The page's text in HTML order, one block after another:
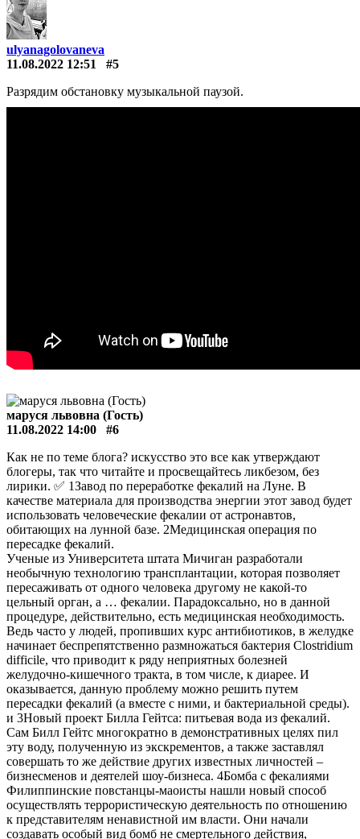
ulyanagolovaneva
11.08.2022 12:51
#5
Разрядим обстановку музыкальной паузой.
маруся львовна (Гость)
11.08.2022 14:00
#6
Как не по теме блога? искусство это все как утверждают
блогеры, так что читайте и просвещайтесь ликбезом, без
лирики. ✅ 1Завод по переработке фекалий на Луне. В
качестве материала для производства энергии этот завод будет
использовать человеческие фекалии от астронавтов,
обитающих на лунной базе. 2Медицинская операция по
пересадке фекалий.
Ученые из Университета штата Мичиган разработали
необычную технологию трансплантации, которая позволяет
пересаживать от одного человека другому не какой-то
цельный орган, а … фекалии. Парадоксально, но в данной
процедуре, действительно, есть медицинская необходимость.
Ведь часто у людей, пропивших курс антибиотиков, в желудке
начинает беспрепятственно размножаться бактерия Clostridium
difficile, что приводит к ряду неприятных болезней
желудочно-кишечного тракта, в том числе, к диарее. И
оказывается, данную проблему можно решить путем
пересадки фекалий (а вместе с ними, и бактериальной среды).
и 3Новый проект Билла Гейтса: питьевая вода из фекалий.
Сам Билл Гейтс многократно в демонстративных целях пил
эту воду, полученную из экскрементов, а также заставлял
совершать то же действие других известных личностей –
бизнесменов и деятелей шоу-бизнеса. 4Бомба с фекалиями
Филиппинские повстанцы-маоисты нашли новый способ
осуществлять террористическую деятельность по отношению
к представителям ненавистной им власти. Они начали
создавать особый вид бомб не смертельного действия,